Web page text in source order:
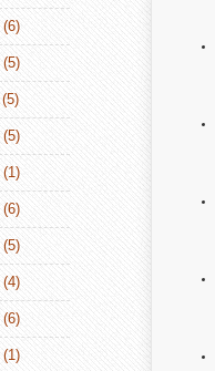
(6)
(5)
(5)
(5)
(1)
(6)
(5)
(4)
(6)
(1)